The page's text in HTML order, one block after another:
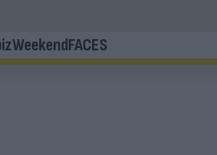
WeekendFACES